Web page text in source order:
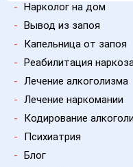
- Нарколог на дом
- Вывод из запоя
-
Капельница от запоя
- Реабилитация
- Лечение алкоголизма
- Лечение наркомании
-
Кодирование
-
Психиатрия
- Блог